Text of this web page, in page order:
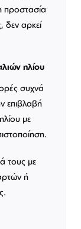
προστασία
δεν αρκεί
ηλίου
συχνά
επιβλαβή
με
τους με
ή